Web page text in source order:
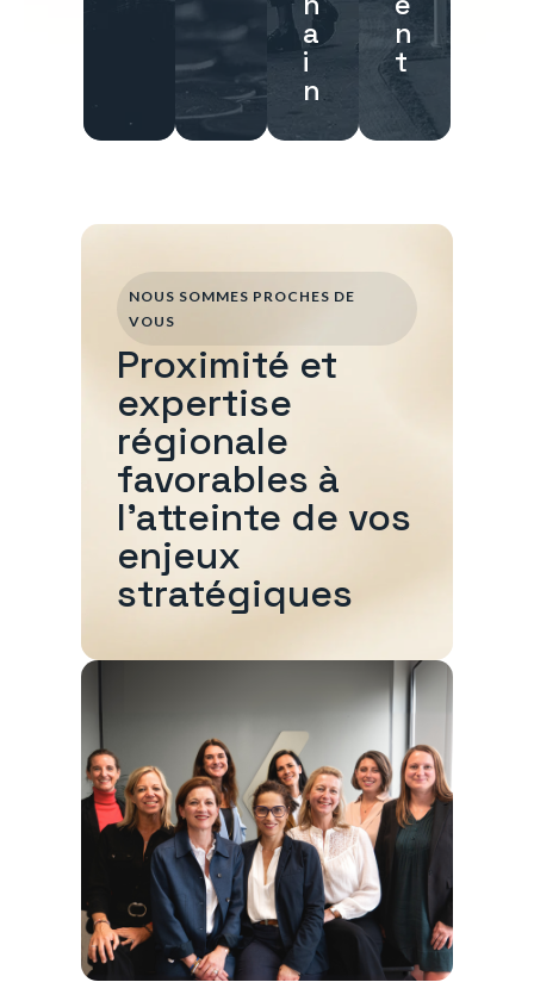
a
i
n
n
t
NOUS SOMMES PROCHES DE
VOUS
Proximité et
expertise
régionale
favorables à
l'atteinte de vos
enjeux
stratégiques